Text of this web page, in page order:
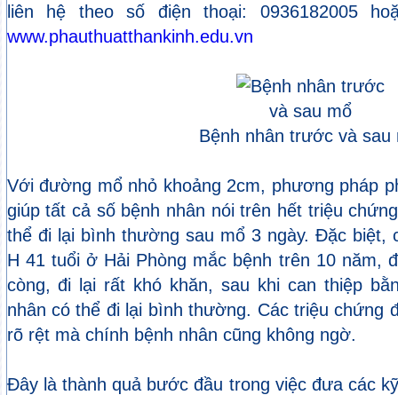
liên hệ theo số điện thoại: 0936182005
www.phauthuatthankinh.edu.vn
Bệnh nhân trước và sau
Với đường mổ nhỏ khoảng 2cm, phương pháp
giúp tất cả số bệnh nhân nói trên hết triệu
thể đi lại bình thường sau mổ 3 ngày. Đặc biệt,
H 41 tuổi ở Hải Phòng mắc bệnh trên 10 năm,
còng, đi lại rất khó khăn, sau khi can thiệp
nhân có thể đi lại bình thường. Các triệu chứng
rõ rệt mà chính bệnh nhân cũng không ngờ.
Đây là thành quả bước đầu trong việc đưa các